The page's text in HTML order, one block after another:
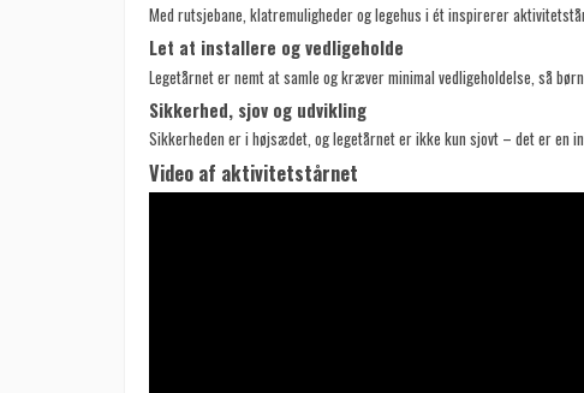
Med rutsjebane, klatremuligheder og legehus i ét inspirerer
Let at installere og vedligeholde
Legetårnet er nemt at samle og kræver minimal vedligeholdelse, så
Sikkerhed, sjov og udvikling
Sikkerheden er i højsædet, og legetårnet er ikke kun sjovt – det er en
Video af aktivitetstårnet